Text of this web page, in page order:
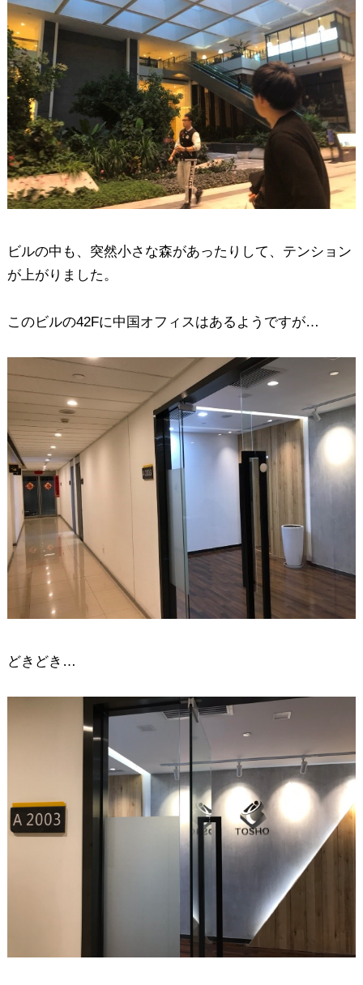
ビルの中も、突然小さな森があったりして、テンション
が上がりました。
このビルの42Fに中国オフィスはあるようですが…
どきどき…